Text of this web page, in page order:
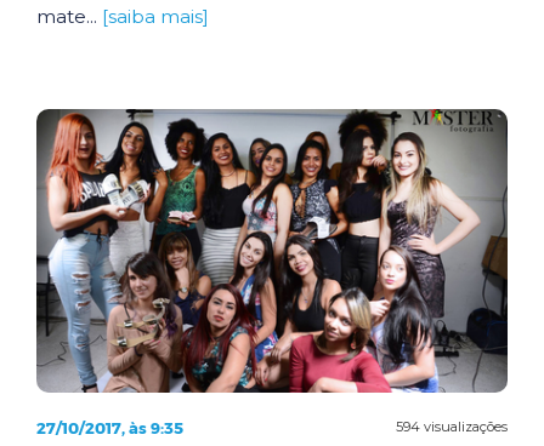
mate... [saiba mais]
594 visualizações
27/10/2017, às 9:35